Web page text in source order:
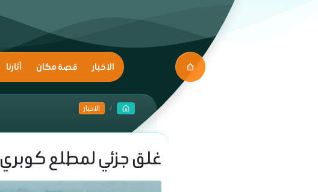
الاخبار قصة مكان آثارنا
الاخبار
غلق جزئي لمطلع كوبري 15 مايو لمدة يومين لهذا السبب